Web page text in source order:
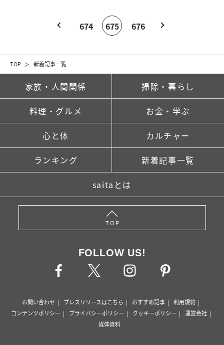
TOP 新着記事一覧
674 675 676
家族・人間関係 掃除・暮らし
料理・グルメ お金・学ぶ
心と体 カルチャー
ランキング 新着記事一覧
saitaとは
TOP
FOLLOW US!
お問い合わせ プレスリリースはこちら おすすめ記事
利用規約
コンテンツポリシー
プライバシーポリシー クッキーポリシー
運営会社
媒体資料